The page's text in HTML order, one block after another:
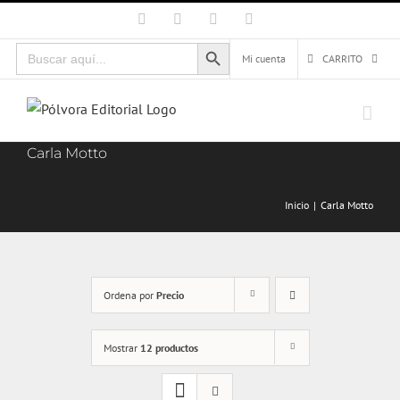
al
contenido
Facebook Instagram
Buscar:
Botón de búsqueda
Mi cuenta
CARRITO
Carla Motto
Inicio Carla Motto
Ordena por Precio
Mostrar 12 productos